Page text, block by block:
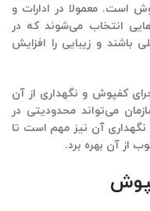
است. معمولا در ادارات و
انتخاب می‌شوند که در
باشند و زیبایی را افزایش
کفپوش و نگهداری از آن
می‌تواند محدودیتی در
آن نیز مهم است تا
از آن بهره برد.